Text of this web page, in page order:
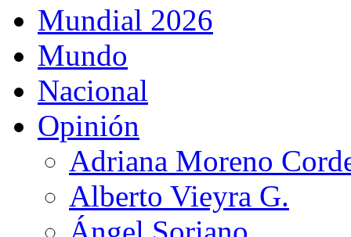
Mundial 2026
Mundo
Nacional
Opinión
Adriana Moreno
Alberto Vieyra G.